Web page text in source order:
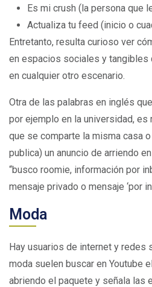
Es mi crush (la persona que
Actualiza tu feed (inicio o
Entretanto, resulta curioso ver
en espacios sociales y tangibles
en cualquier otro escenario.
Otra de las palabras en inglés
por ejemplo en la universidad,
que se comparte la misma casa
publica) un anuncio de arriendo
“busco roomie, información por
mensaje privado o mensaje ‘por
Moda
Hay usuarios de internet y redes
moda suelen buscar en Youtube
abriendo el paquete y señala las